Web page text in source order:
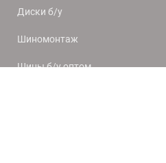
Диски б/у
Шиномонтаж
Шины б/у оптом